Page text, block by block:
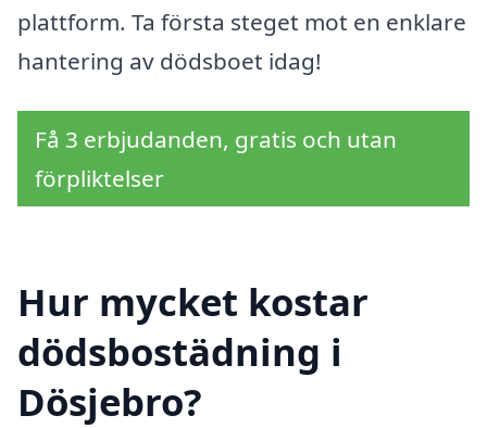
plattform. Ta första steget mot en enklare
hantering av dödsboet idag!
Få 3 erbjudanden, gratis och utan
förpliktelser
Hur mycket kostar
dödsbostädning i
Dösjebro?